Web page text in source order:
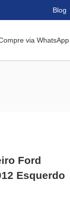
Blog
via WhatsApp
Ford
Esquerdo